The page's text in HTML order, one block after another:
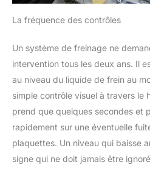
La fréquence des contrôles
Un système de freinage ne
intervention tous les deux ans. Il
au niveau du liquide de frein au
simple contrôle visuel à travers le
prend que quelques secondes et
rapidement sur une éventuelle
plaquettes. Un niveau qui baisse
signe qui ne doit jamais être